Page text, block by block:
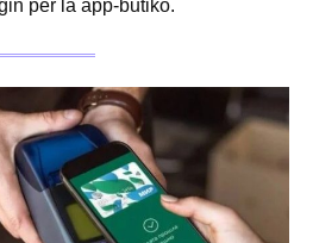
per la app-butiko.